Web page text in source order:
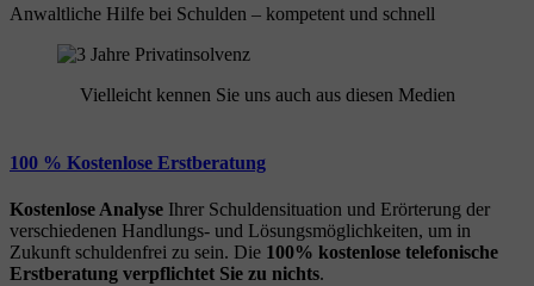
Anwaltliche Hilfe bei Schulden – kompetent und schnell
Vielleicht kennen Sie uns auch aus diesen Medien
100 % Kostenlose Erstberatung
Kostenlose Analyse Ihrer Schuldensituation und Erörterung der
verschiedenen Handlungs- und Lösungsmöglichkeiten, um in
Zukunft schuldenfrei zu sein. Die 100% kostenlose telefonische
Erstberatung verpflichtet Sie zu nichts.